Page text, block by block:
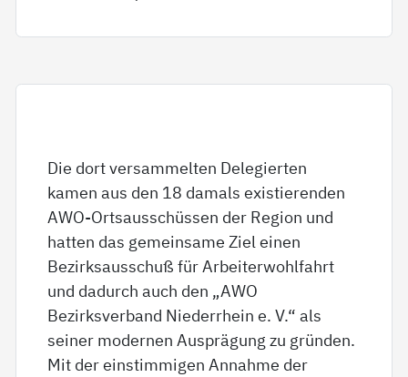
Die dort versammelten Delegierten
kamen aus den 18 damals existierenden
AWO-Ortsausschüssen der Region und
hatten das gemeinsame Ziel einen
Bezirksausschuß für Arbeiterwohlfahrt
und dadurch auch den „AWO
Bezirksverband Niederrhein e. V.“ als
seiner modernen Ausprägung zu gründen.
Mit der einstimmigen Annahme der